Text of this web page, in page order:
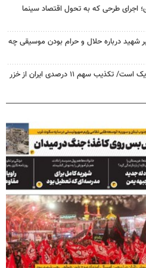
اجرای طرحی که به تحول اقتصاد سینما
شهید درباره حلال و حرام بودن موسیقی چه
سهم ۱۱ درصدی ایران از خزر